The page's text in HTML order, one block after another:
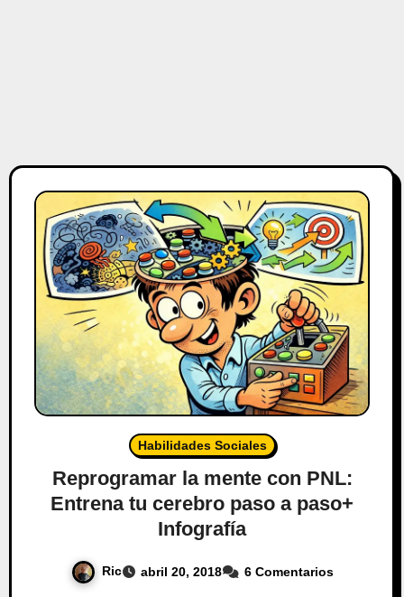
Habilidades Sociales
Reprogramar la mente con PNL:
Entrena tu cerebro paso a paso+
Infografía
Ric abril 20, 2018 6 Comentarios